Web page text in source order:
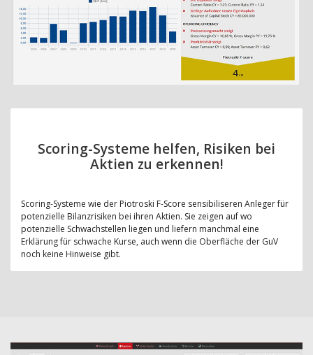
Scoring-Systeme helfen, Risiken bei
Aktien zu erkennen!
Scoring-Systeme wie der Piotroski F-Score sensibiliseren Anleger für
potenzielle Bilanzrisiken bei ihren Aktien. Sie zeigen auf wo
potenzielle Schwachstellen liegen und liefern manchmal eine
Erklärung für schwache Kurse, auch wenn die Oberfläche der GuV
noch keine Hinweise gibt.